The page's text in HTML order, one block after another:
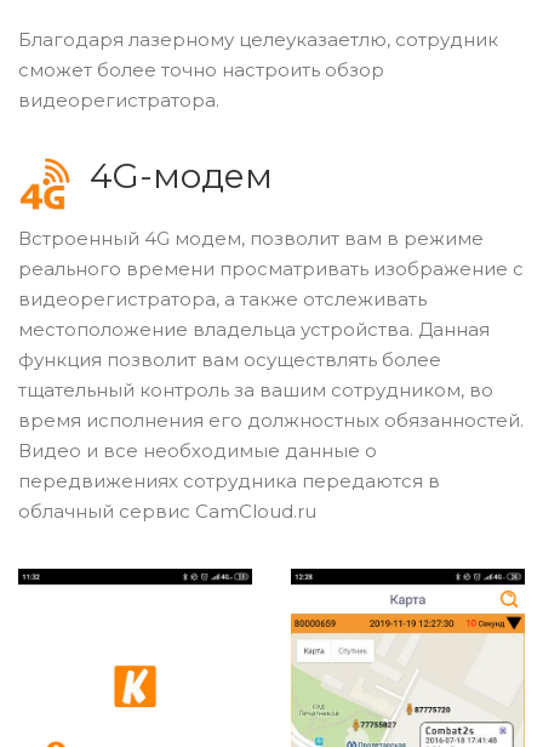
Благодаря лазерному целеуказаетлю, сотрудник
сможет более точно настроить обзор
видеорегистратора.
4G-модем
Встроенный 4G модем, позволит вам в режиме
реального времени просматривать изображение с
видеорегистратора, а также отслеживать
местоположение владельца устройства. Данная
функция позволит вам осуществлять более
тщательный контроль за вашим сотрудником, во
время исполнения его должностных обязанностей.
Видео и все необходимые данные о
передвижениях сотрудника передаются в
облачный сервис CamСloud.ru